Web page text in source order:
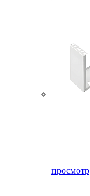
просмотр